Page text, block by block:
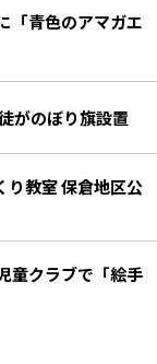
「青色のアマガエ
がのぼり旗設置
り教室 保倉地区公
童クラブで「絵手